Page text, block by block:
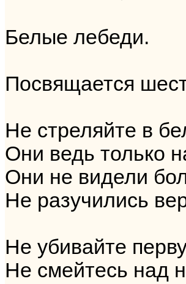
Белые лебеди.
Посвящается
Не стреляйте в
Они ведь только
Они не видели
Не разучились
Не убивайте
Не смейтесь над